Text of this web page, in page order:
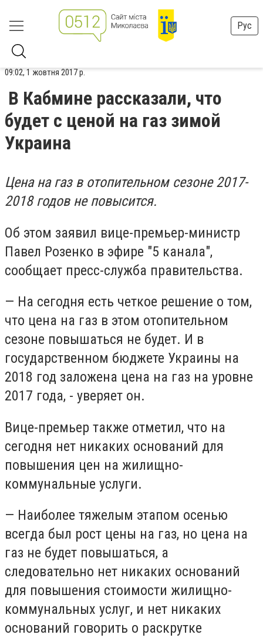
Рус
09:02, 1 жовтня 2017 р.
В Кабмине рассказали, что
будет с ценой на газ зимой
Украина
Цена на газ в отопительном сезоне 2017-
2018 годов не повысится.
Об этом заявил вице-премьер-министр
Павел Розенко в эфире "5 канала",
сообщает пресс-служба правительства.
— На сегодня есть четкое решение о том,
что цена на газ в этом отопительном
сезоне повышаться не будет. И в
государственном бюджете Украины на
2018 год заложена цена на газ на уровне
2017 года, - уверяет он.
Вице-премьер также отметил, что на
сегодня нет никаких оснований для
повышения цен на жилищно-
коммунальные услуги.
— Наиболее тяжелым этапом осенью
всегда был рост цены на газ, но цена на
газ не будет повышаться, а
следовательно нет никаких оснований
для повышения стоимости жилищно-
коммунальных услуг, и нет никаких
оснований говорить о раскрутке